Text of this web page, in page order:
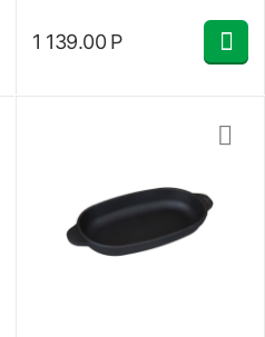
1 139.00 Р